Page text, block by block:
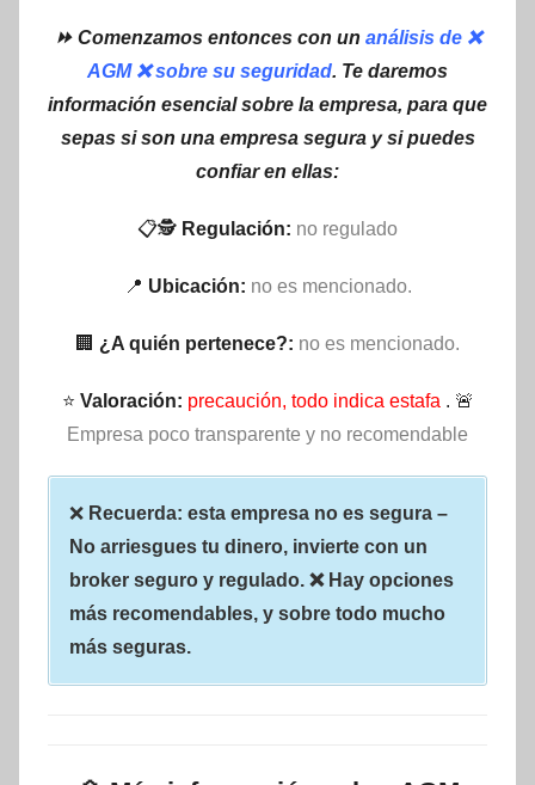
⏩ Comenzamos entonces con un análisis de ❌
AGM ❌ sobre su seguridad. Te daremos
información esencial sobre la empresa, para que
sepas si son una empresa segura y si puedes
confiar en ellas:
📋🕵 Regulación: no regulado
📍 Ubicación: no es mencionado.
🏢 ¿A quién pertenece?: no es mencionado.
⭐ Valoración: precaución, todo indica estafa . 🚨
Empresa poco transparente y no recomendable
❌ Recuerda: esta empresa no es segura –
No arriesgues tu dinero, invierte con un
broker seguro y regulado. ❌ Hay opciones
más recomendables, y sobre todo mucho
más seguras.